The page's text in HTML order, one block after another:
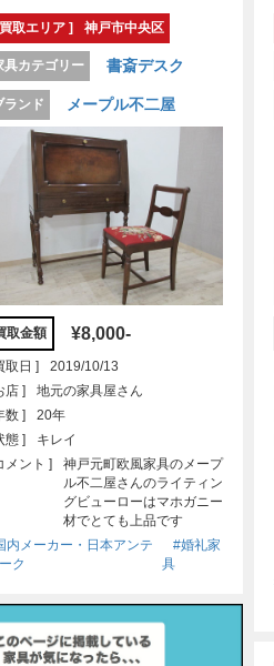
取エリア ] 神戸市中央区
具カテゴリー 書斎デスク
ランド メープル不二屋
取金額 ¥8,000-
取日 ]
2019/10/13
店 ]
地元の家具屋さん
数 ]
20年
態 ]
キレイ
メント ]
神戸元町欧風家具のメープ
ル不二屋さんのライティン
グビューローはマホガニー
材でとても上品です
内メーカー・日本アンテ
ク
#婚礼家
具